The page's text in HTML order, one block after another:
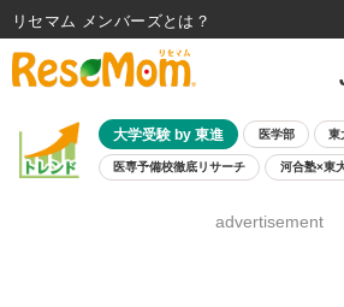
大学受験 by 東進 医学部 東
医専予備校徹底リサーチ 河合塾×東
8月開催学校説明会・相談会
advertisement
リセマム メンバーズ